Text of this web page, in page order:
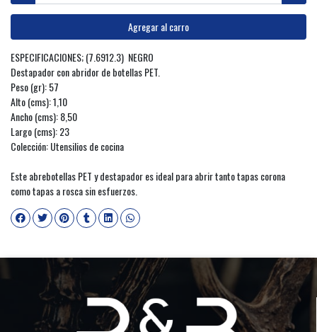
Agregar al carro
ESPECIFICACIONES; (7.6912.3) NEGRO
Destapador con abridor de botellas PET.
Peso (gr): 57
Alto (cms): 1,10
Ancho (cms): 8,50
Largo (cms): 23
Colección: Utensilios de cocina
Este abrebotellas PET y destapador es ideal para abrir tanto tapas corona
como tapas a rosca sin esfuerzos.